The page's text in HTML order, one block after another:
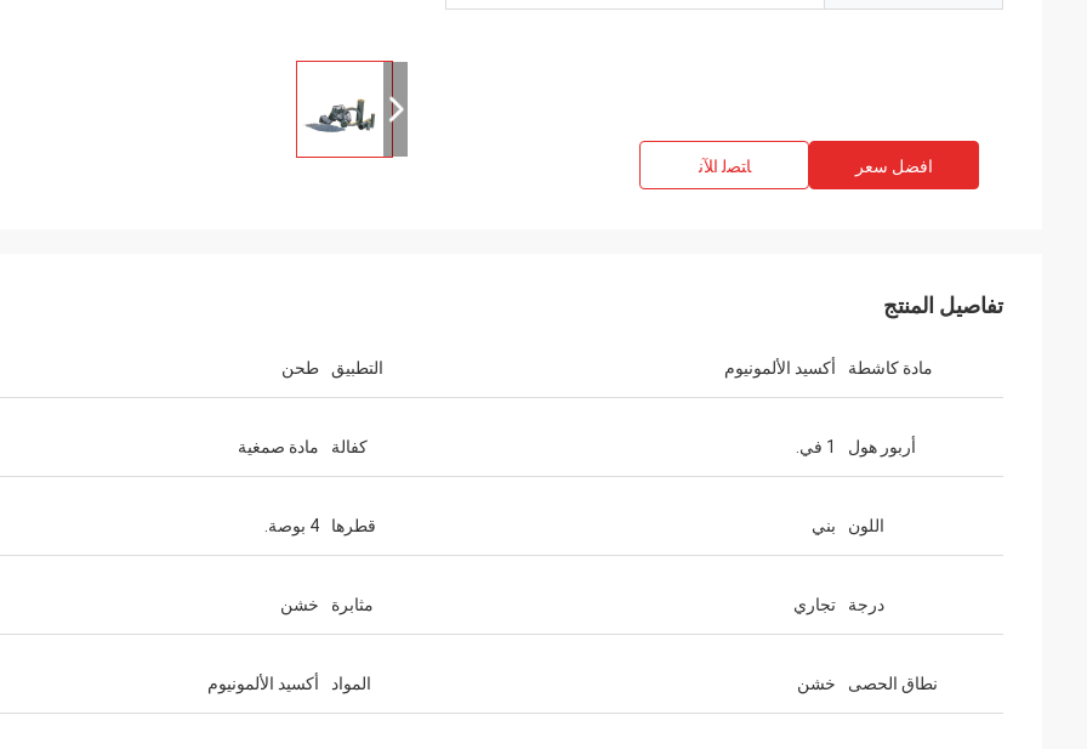
الجودة جيدة جدا ومستقرة. نحن سعداء
افضل سعر ﺎﺘﺼﻟ ﺍﻶﻧ
تفاصيل المنتج
مادة كاشطة أكسيد الألمونيوم التطبيق طحن
أربور هول 1 في. كفالة مادة صمغية
اللون بني قطرها 4 بوصة.
درجة تجاري مثابرة خشن
نطاق الحصى خشن المواد أكسيد الألمونيوم